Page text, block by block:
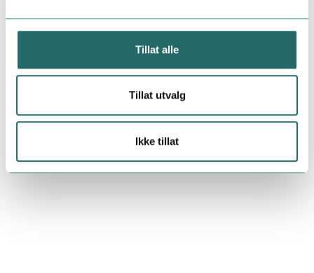
Tillat alle
Tillat utvalg
Ikke tillat